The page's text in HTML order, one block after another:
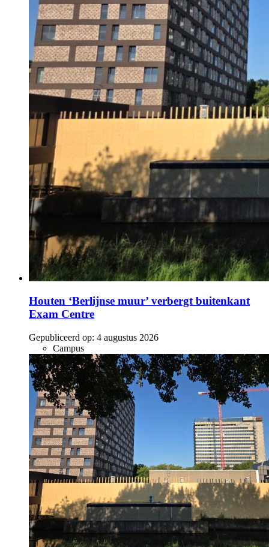
Houten ‘Berlijnse muur’ verbergt buitenkant
Exam Centre
Gepubliceerd op: 4 augustus 2026
Campus